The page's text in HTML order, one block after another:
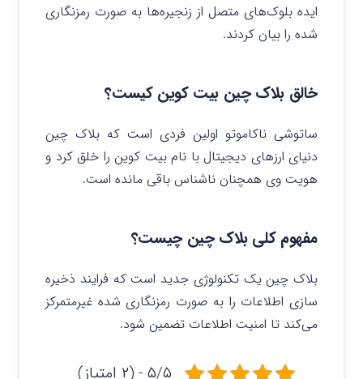
ایده بلوک‌های متصل از زنجیره‌ها به صورت رمزنگاری
شده را بیان کردند.
خالق بلاک چین بیت کوین کیست؟
ساتوشی ناکاموتو اولین فردی است که بلاک چین
دنیای ارزهای دیجیتال با نام بیت کوین را خلق کرد و
هویت وی همچنان ناشناس باقی مانده است.
مفهوم کلی بلاک چین چیست؟
بلاک چین یک تکنولوژی جدید است که فرایند ذخیره
سازی اطلاعات را به صورت رمزنگاری شده غیرمتمرکز
می‌کند تا امنیت اطلاعات تضمین شود.
۵/۵ - (۲ امتیاز)